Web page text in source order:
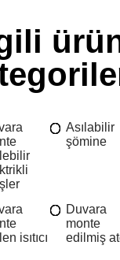
Asılabilir
şömine
isıtıcı
Duvara
monte
edilmiş